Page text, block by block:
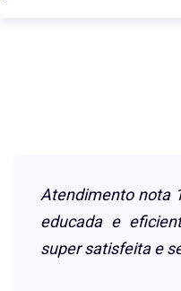
Atendimento nota
educada e
super satisfeita e